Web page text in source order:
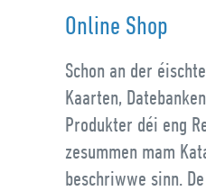
Online Shop
Schon an der
Kaarten,
Produkter déi eng
zesummen mam
beschriwwe sinn.